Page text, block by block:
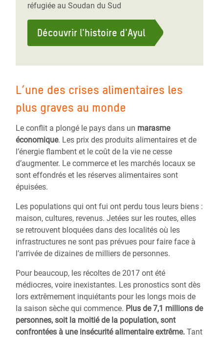
réfugiée au Soudan du Sud
Découvrir l'histoire d'Ayul
L’une des crises alimentaires les
plus graves au monde
Le conflit a plongé le pays dans un marasme
économique. Les prix des produits alimentaires et de
l’énergie flambent et le coût de la vie ne cesse
d’augmenter. Le commerce et les marchés locaux se
sont effondrés et les réserves alimentaires sont
épuisées.
Les populations qui ont fui ont perdu tous leurs biens :
maison, cultures, revenus. Jetées sur les routes, elles
se retrouvent bloquées dans des localités où les
infrastructures ne sont pas prévues pour faire face à
l’arrivée de dizaines de milliers de personnes.
Pour beaucoup, les récoltes de 2017 ont été
médiocres, voire inexistantes. Les pronostics sont dès
lors extrêmement inquiétants pour les longs mois de
la saison sèche qui commence. Plus de 7,1 millions de
personnes, soit la moitié de la population, sont
confrontées à une insécurité alimentaire extrême. Tant